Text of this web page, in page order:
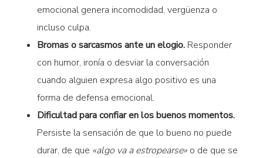
emocional genera incomodidad, vergüenza o
incluso culpa.
Bromas o sarcasmos ante un elogio.Responder
con humor, ironía o desviar la conversación
cuando alguien expresa algo positivo es una
forma de defensa emocional.
Dificultad para confiar en los buenos momentos.
Persiste la sensación de que lo bueno no puede
durar, de que «algo va a estropearse»o de que se